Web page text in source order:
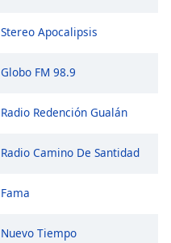
Stereo Apocalipsis
Globo FM 98.9
Radio Redención Gualán
Radio Camino De Santidad
Fama
Nuevo Tiempo